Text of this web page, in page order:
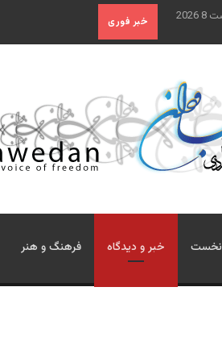
خبر فوری
خبر و دیدگاه فرهنگ و هنر